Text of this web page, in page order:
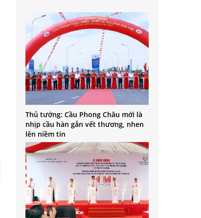
Thủ tướng: Cầu Phong Châu mới là
nhịp cầu hàn gắn vết thương, nhen
lên niềm tin